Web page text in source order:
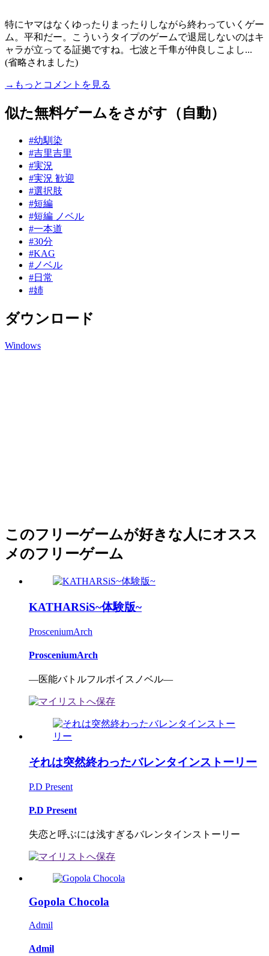
特にヤマはなくゆったりまったりしながら終わっていくゲー
ム。平和だー。こういうタイプのゲームで退屈しないのはキ
ャラが立ってる証拠ですね。七波と千隼が仲良しこよし...
(省略されました)
→もっとコメントを見る
似た無料ゲームをさがす（自動）
#幼馴染
#吉里吉里
#実況
#実況 歓迎
#選択肢
#短編
#短編 ノベル
#一本道
#30分
#KAG
#ノベル
#日常
#姉
ダウンロード
Windows
このフリーゲームが好きな人にオスス
メのフリーゲーム
KATHARSiS~体験版~
ProsceniumArch
ProsceniumArch
―医能バトルフルボイスノベル―
それは突然終わったバレンタインストーリー
P.D Present
P.D Present
失恋と呼ぶには浅すぎるバレンタインストーリー
Gopola Chocola
Admil
Admil